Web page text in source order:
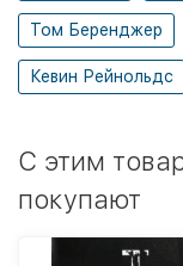
Том Беренджер
Кевин Рейнольдс
C этим
покупают